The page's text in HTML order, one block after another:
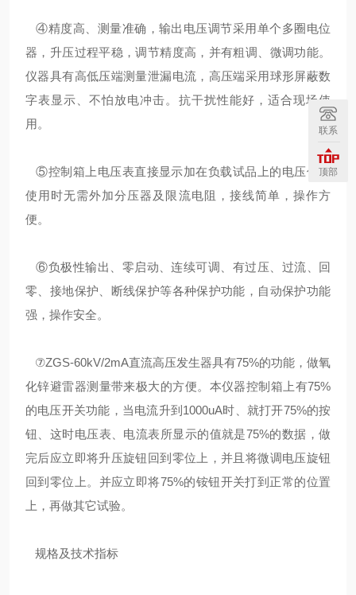
④精度高、测量准确，输出电压调节采用单个多圈电位
器，升压过程平稳，调节精度高，并有粗调、微调功能。
仪器具有高低压端测量泄漏电流，高压端采用球形屏蔽数
字表显示、不怕放电冲击。抗干扰性能好，适合现场使
用。
⑤控制箱上电压表直接显示加在负载试品上的电压值，
使用时无需外加分压器及限流电阻，接线简单，操作方
便。
⑥负极性输出、零启动、连续可调、有过压、过流、回
零、接地保护、断线保护等各种保护功能，自动保护功能
强，操作安全。
⑦ZGS-60kV/2mA直流高压发生器具有75%的功能，做氧
化锌避雷器测量带来极大的方便。本仪器控制箱上有75%
的电压开关功能，当电流升到1000uA时、就打开75%的按
钮、这时电压表、电流表所显示的值就是75%的数据，做
完后应立即将升压旋钮回到零位上，并且将微调电压旋钮
回到零位上。并应立即将75%的铵钮开关打到正常的位置
上，再做其它试验。
规格及技术指标
联系
顶部